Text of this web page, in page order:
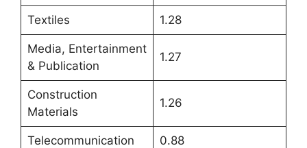
Textiles 1.28
Media, Entertainment
& Publication
1.27
Construction
Materials
1.26
Telecommunication 0.88